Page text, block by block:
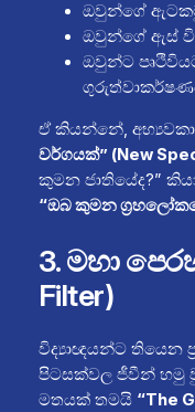
ඔවුන්ගේ
ඔවුන්ගේ ඇස්
ඔවුන්ට
ඒ කියන්නේ,
වර්ගයක්” (New
කුමන ජාතියේද?”
“ඔබ කුමන
3. මහා
Filter)
විද්‍යාඥයන්ට තියෙන
පිටසක්වල ජීවීන් හමු
මතයක් තමයි “The